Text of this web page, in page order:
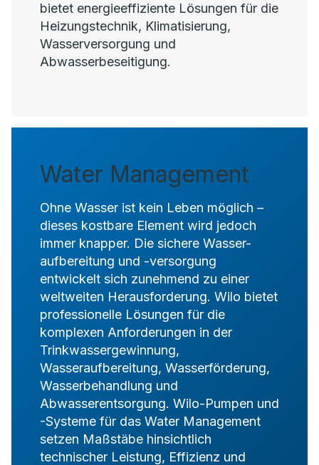
bietet energieeffiziente Lösungen für die
Heizungstechnik, Klimatisierung,
Wasserversorgung und
Abwasserbeseitigung.
Water Management
Ohne Wasser ist kein Leben möglich –
dieses kostbare Element wird jedoch
immer knapper. Die sichere Wasser-
aufbereitung und -versorgung
entwickelt sich zunehmend zu einer
weltweiten Herausforderung. Wilo bietet
professionelle Lösungen für die
komplexen Anforderungen in der
Trinkwassergewinnung,
Wasseraufbereitung, Wasserförderung,
Wasserbehandlung und
Abwasserentsorgung. Wilo-Pumpen und
-Systeme für das Water Management
setzen Maßstäbe hinsichtlich
technischer Leistung, Effizienz und